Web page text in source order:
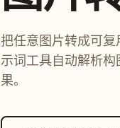
把任意图片转成可
示词工具自动解析
果。